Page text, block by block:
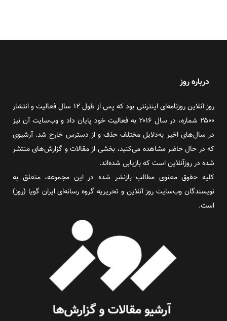
درباره روز
روز آنلاین روزنامه‌ای اینترنتی بود که پس از طول ۱۲ سال فعالیت و انتشار
۲۵۰۰ شماره، در سال ۲۰۱۶ به فعالیت خود پایان داد و وب‌سایت آن نیز
در سال‌های اخیر به‌دلایل مختلف حذف و از دسترس خارج شد. آرشیوی
که در حال حاضر مشاهده می‌کنید، بخشی از مقالات و گزارش‌های منتشر
شده در روزآنلاین است که بازیابی شده‌اند.
کلیه حقوق معنوی مطالب بازنشر شده در این مجموعه، متعلق به
نویسندگان وب‌سایت روز آنلاین و تحریریه گروه رسانه‌ای ایران گویا (روز)
است.